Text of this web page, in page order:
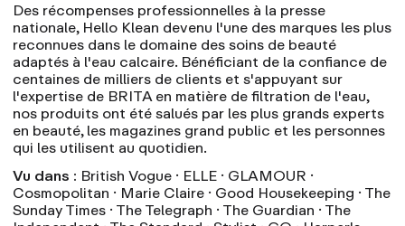
Des récompenses professionnelles à la presse
nationale, Hello Klean devenu l'une des marques les plus
reconnues dans le domaine des soins de beauté
adaptés à l'eau calcaire. Bénéficiant de la confiance de
centaines de milliers de clients et s'appuyant sur
l'expertise de BRITA en matière de filtration de l'eau,
nos produits ont été salués par les plus grands experts
en beauté, les magazines grand public et les personnes
qui les utilisent au quotidien.
Vu dans : British Vogue · ELLE · GLAMOUR ·
Cosmopolitan · Marie Claire · Good Housekeeping · The
Sunday Times · The Telegraph · The Guardian · The